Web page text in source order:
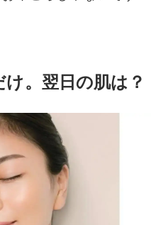
。翌日の肌は？